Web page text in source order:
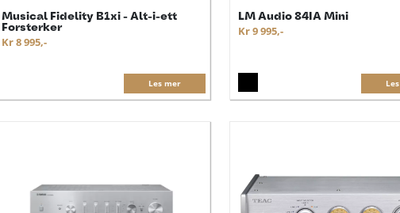
Musical Fidelity B1xi - Alt-i-ett
Forsterker
Kr 8 995,-
Les mer
LM Audio 84IA Mini
Kr 9 995,-